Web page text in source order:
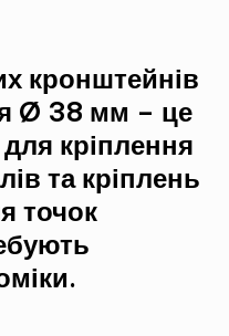
кронштейнів
Ø 38 мм – це
кріплення
та кріплень
точок